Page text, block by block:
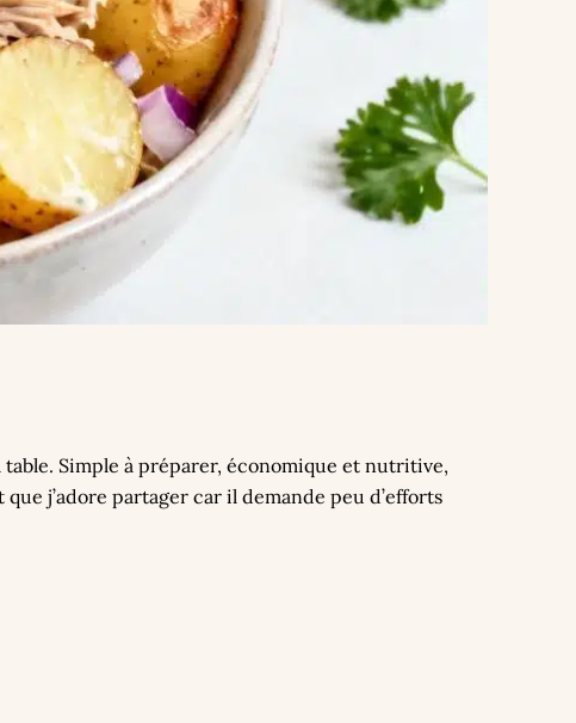
Simple à préparer, économique et nutritive,
j’adore partager car il demande peu d’efforts